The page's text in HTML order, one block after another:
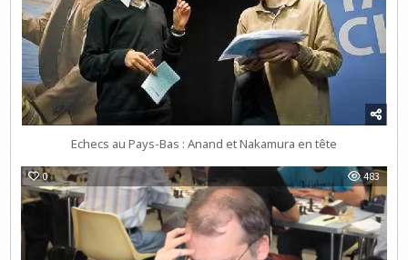
Echecs au Pays-Bas : Anand et Nakamura en tête
0 483